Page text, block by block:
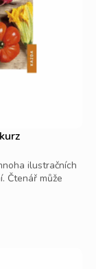
ilustračních
Čtenář může